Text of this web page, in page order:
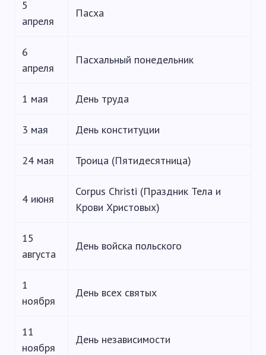
5
апреля
Пасха
6
апреля
Пасхальный понедельник
1 мая День труда
3 мая День конституции
24 мая Троица (Пятидесятница)
4 июня
Corpus Christi (Праздник Тела и
Крови Христовых)
15
августа
День войска польского
1
ноября
День всех святых
11
ноября
День независимости